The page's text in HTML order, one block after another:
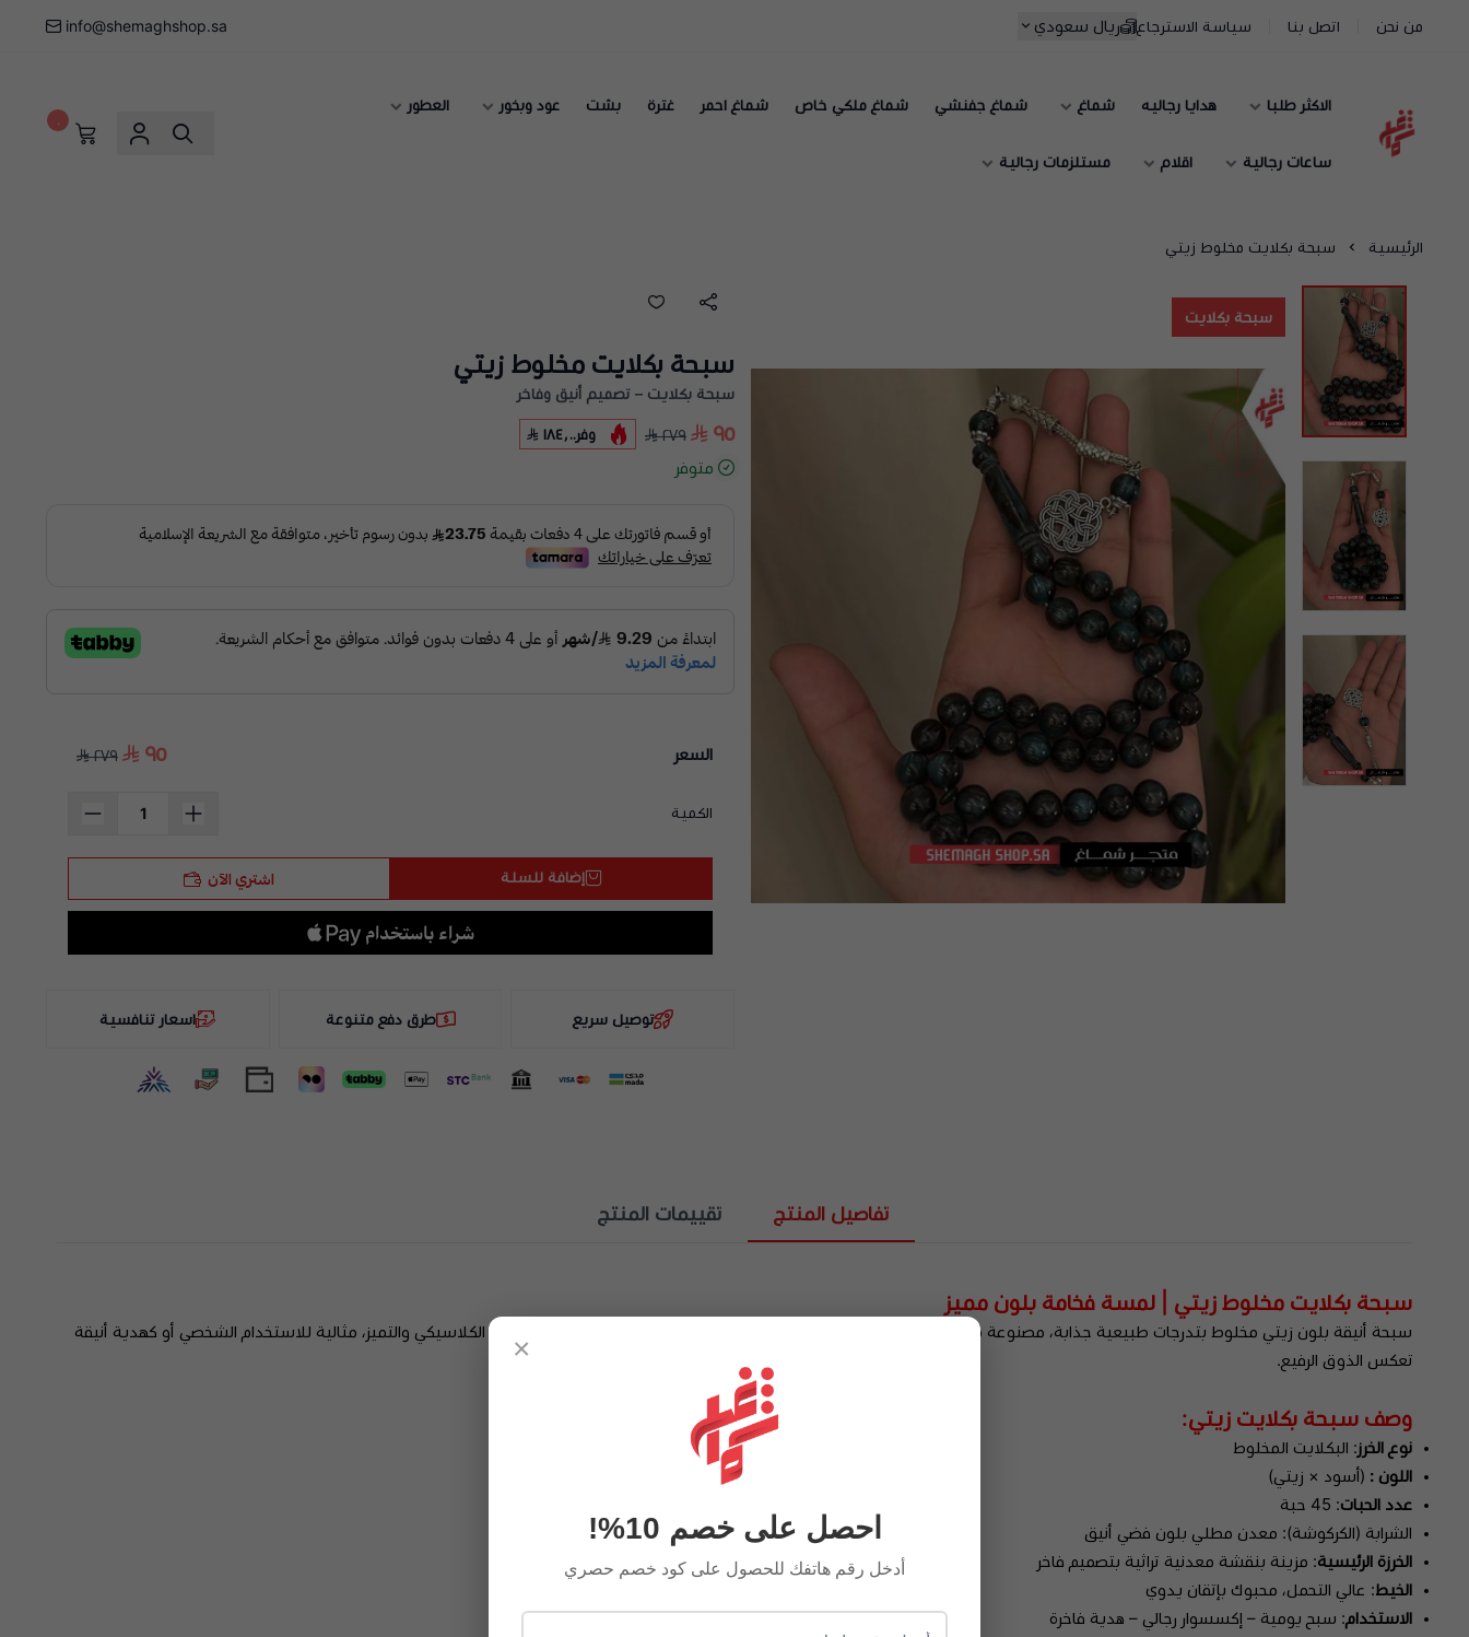
من نحن اتصل بنا سياسة الاسترجاع ريال سعودي info@shemaghshop.sa
شماغ شوب | أفضل متجر شماغ في السعودية
الاكثر طلبا هدايا رجاليه شماغ شماغ جفنشي شماغ ملكي خاص شماغ احمر غترة بشت عود وبخور العطور
ساعات رجالية اقلام مستلزمات رجالية
الرئيسية سبحة بكلايت مخلوط زيتي
سبحة بكلايت
سبحة بكلايت مخلوط زيتي
سبحة بكلايت – تصميم أنيق وفاخر
٩٥ ٢٧٩ وفر ١٨٤٫٠٠
متوفر
السعر ٩٥ ٢٧٩
الكمية
إضافة للسلة اشتري الآن
توصيل سريع طرق دفع متنوعة اسعار تنافسية
تفاصيل المنتج تقييمات المنتج
سبحة بكلايت مخلوط زيتي | لمسة فخامة بلون مميز
سبحة أنيقة بلون زيتي مخلوط بتدرجات طبيعية جذابة، مصنوعة من بكلايت عالي الجودة بلمعان راقٍ وملمس ناعم. تصميم يجمع بين الطابع الكلاسيكي والتميز، مثالية للاستخدام الشخصي أو كهدية أنيقة
تعكس الذوق الرفيع.
وصف سبحة بكلايت زيتي:
نوع الخرز: البكلايت المخلوط
اللون : (أسود × زيتي)
عدد الحبات: 45 حبة
الشرابة (الكركوشة): معدن مطلي بلون فضي أنيق
الخرزة الرئيسية: مزينة بنقشة معدنية تراثية بتصميم فاخر
الخيط: عالي التحمل، محبوك بإتقان يدوي
الاستخدام: سبح يومية – إكسسوار رجالي – هدية فاخرة
×
احصل على خصم 10%!
أدخل رقم هاتفك للحصول على كود خصم حصري